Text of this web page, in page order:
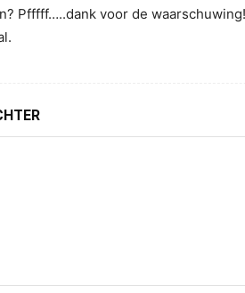
Pfffff…..dank voor de